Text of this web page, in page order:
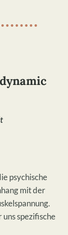
psychische
mit der
spezifische